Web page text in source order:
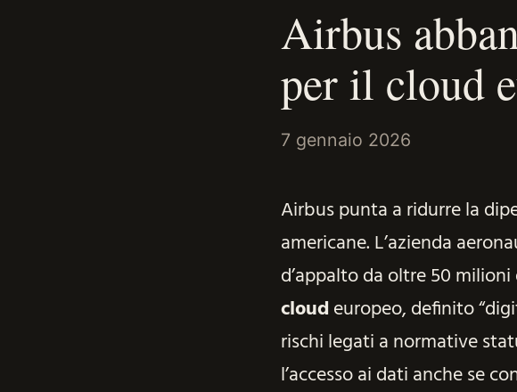
Airbus
per il cloud
7 gennaio 2026
Airbus punta a ridurre la
americane. L’azienda
d’appalto da oltre 50
cloudeuropeo, definito
rischi legati a normative
l’accesso ai dati anche se